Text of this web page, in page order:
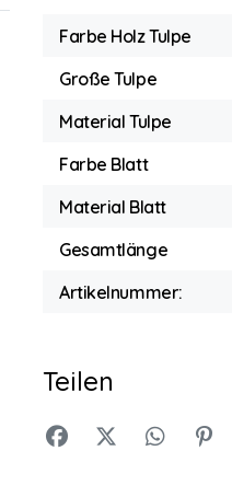
Farbe Holz Tulpe
Große Tulpe
Material Tulpe
Farbe Blatt
Material Blatt
Gesamtlänge
Artikelnummer:
Teilen